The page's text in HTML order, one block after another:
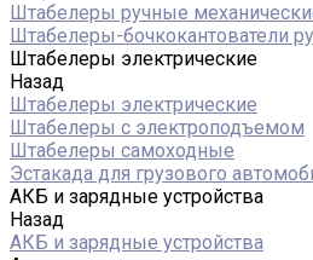
Штабелеры ручные
Штабелеры-бочкокантователи
Штабелеры электрические
Назад
Штабелеры электрические
Штабелеры с электроподъемом
Штабелеры самоходные
Эстакада для грузового
АКБ и зарядные устройства
Назад
АКБ и зарядные устройства